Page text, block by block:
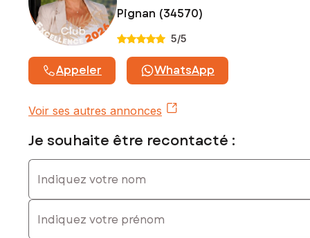
sous le numéro 911665925Pignan (34570)
5/5
Appeler WhatsApp
Voir ses autres annonces
Je souhaite être recontacté :
Indiquez votre nom
Indiquez votre prénom